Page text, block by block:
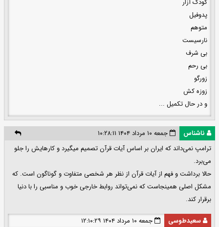
کودک آزار
پدوفیل
متوهم
نارسیست
بی شرف
بی رحم
زورگو
زوزه کش
و در حال تکمیل ...
ناشناس
جمعه ۱۰ مرداد ۱۴۰۴ ۱۰:۲۸:۱۱
ترامپ نمی‌داند که ایران بر اساس آیات قرآن تصمیم میگیرد و کارهایش را جلو
می‌برد.
حالا برداشت و فهم از آیات قرآن از نظر هر شخصی متفاوت و گوناگون است. که
مشکل اصلی همینجاست که نمی‌تواند روابط خارجی خوب و مناسبی را با دنیا
برقرار کند.
سعیدطوسی
جمعه ۱۰ مرداد ۱۴۰۴ ۱۲:۱۰:۲۹